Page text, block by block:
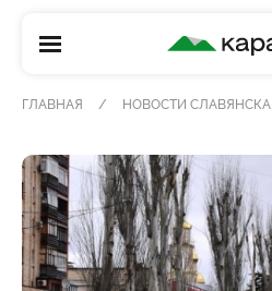
КАРАЧУН
ГЛАВНАЯ НОВОСТИ СЛАВЯНСКА